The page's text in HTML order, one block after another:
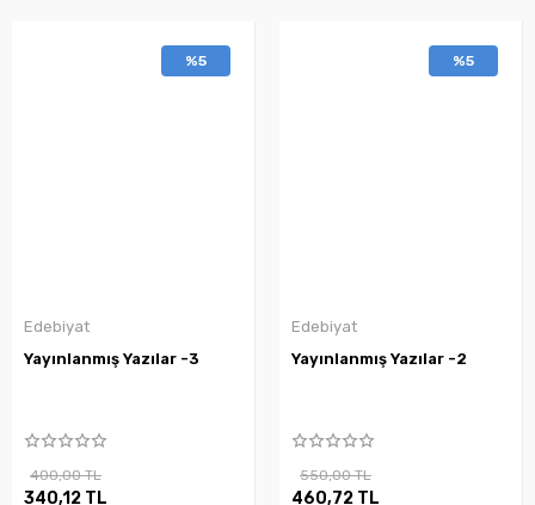
%5
Edebiyat
Yayınlanmış Yazılar -3
400,00 TL
340,12 TL
%5
Edebiyat
Yayınlanmış Yazılar -2
550,00 TL
460,72 TL